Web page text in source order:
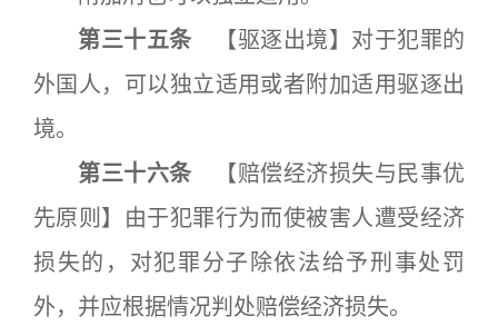
第三十五条 【驱逐出境】对于犯罪的
外国人，可以独立适用或者附加适用驱逐出
境。
第三十六条 【赔偿经济损失与民事优
先原则】由于犯罪行为而使被害人遭受经济
损失的，对犯罪分子除依法给予刑事处罚
外，并应根据情况判处赔偿经济损失。